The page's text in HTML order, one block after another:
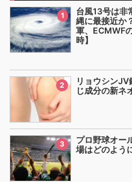
1
台風13号は非
縄に最接近か
軍、ECMWF
時】
2
リョウシン
じ成分の新ネ
3
プロ野球オー
場はどのよう